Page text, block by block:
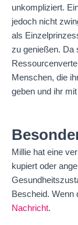
unkompliziert.
jedoch nicht
als
zu genießen. Da
Menschen, die
geben und ihr
Millie hat eine
kupiert oder
Bescheid. Wenn
Nachricht.